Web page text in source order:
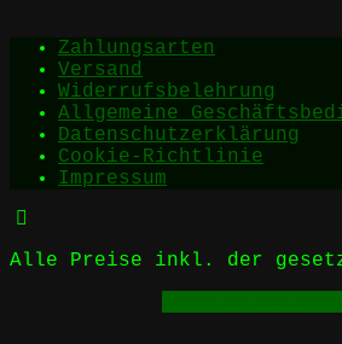
Zahlungsarten
Versand
Widerrufsbelehrung
Allgemeine
Datenschutzerklärung
Cookie-Richtlinie
Impressum
Alle Preise inkl. der